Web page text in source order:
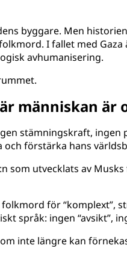
byggare. Men
I fallet med
avhumanisering.
människan är
stämningskraft,
förstärka hans
som utvecklats av
för “komplext”,
språk: ingen “avsikt”,
inte längre kan